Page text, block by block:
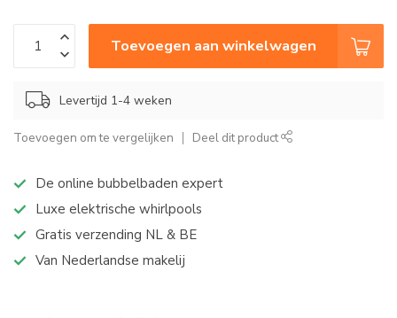
Toevoegen aan winkelwagen
Levertijd 1-4 weken
Toevoegen om te vergelijken Deel dit product
De online bubbelbaden expert
Luxe elektrische whirlpools
Gratis verzending NL & BE
Van Nederlandse makelij